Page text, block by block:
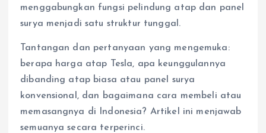
menggabungkan fungsi pelindung atap dan panel
surya menjadi satu struktur tunggal.
Tantangan dan pertanyaan yang mengemuka:
berapa harga atap Tesla, apa keunggulannya
dibanding atap biasa atau panel surya
konvensional, dan bagaimana cara membeli atau
memasangnya di Indonesia? Artikel ini menjawab
semuanya secara terperinci.